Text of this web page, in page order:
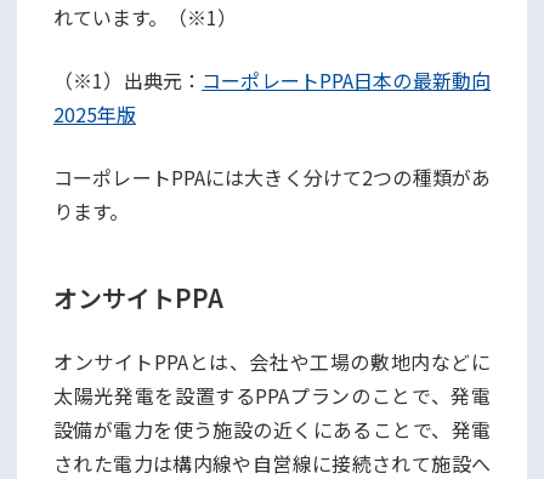
れています。（※1）
（※1）出典元： コーポレートPPA日本の最新動向
2025年版
コーポレートPPAには大きく分けて2つの種類があ
ります。
オンサイトPPA
オンサイトPPAとは、会社や工場の敷地内などに
太陽光発電を設置するPPAプランのことで、発電
設備が電力を使う施設の近くにあることで、発電
された電力は構内線や自営線に接続されて施設へ